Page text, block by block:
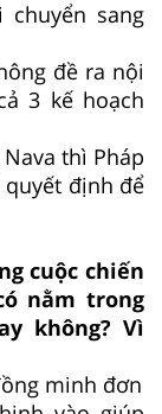
chuyển sang
đề ra nội
3 kế hoạch
thì Pháp
định để
cuộc chiến
nằm trong
không? Vì
minh đơn